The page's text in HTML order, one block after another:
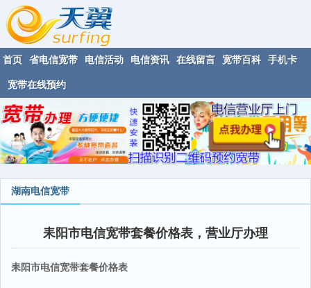
首页 省电信宽带 电信活动 电信资讯 在线留言 宽带百科 手机卡
宽带在线预约
湖南电信宽带
耒阳市电信宽带套餐价格表，营业厅办理
耒阳市电信宽带套餐价格表